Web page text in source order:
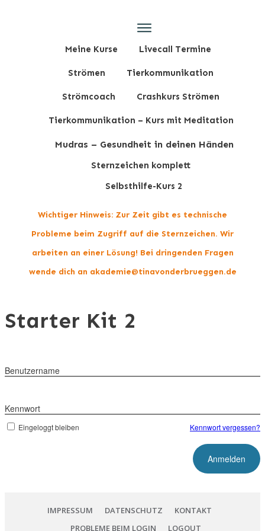
Meine Kurse Livecall Termine
Strömen Tierkommunikation
Strömcoach Crashkurs Strömen
Tierkommunikation – Kurs mit Meditation
Mudras – Gesundheit in deinen Händen
Sternzeichen komplett
Selbsthilfe-Kurs 2
Wichtiger Hinweis: Zur Zeit gibt es technische
Probleme beim Zugriff auf die Sternzeichen. Wir
arbeiten an einer Lösung! Bei dringenden Fragen
wende dich an akademie@tinavonderbrueggen.de
Starter Kit 2
Benutzername
Kennwort
Eingeloggt bleiben Kennwort vergessen?
IMPRESSUM DATENSCHUTZ
KONTAKT
PROBLEME BEIM LOGIN
LOGOUT